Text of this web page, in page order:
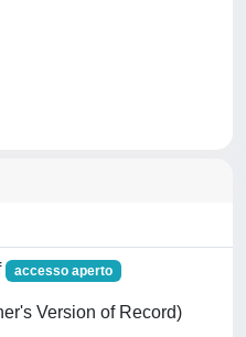
accesso aperto
Version of Record)